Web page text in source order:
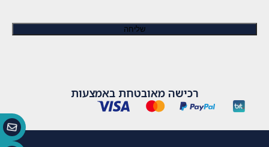
רכישה מאובטחת באמצעות